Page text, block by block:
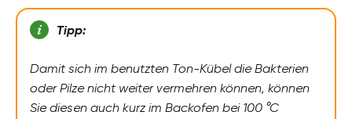
Tipp:
Damit sich im benutzten Ton-Kübel die Bakterien
oder Pilze nicht weiter vermehren können, können
Sie diesen auch kurz im Backofen bei 100 °C